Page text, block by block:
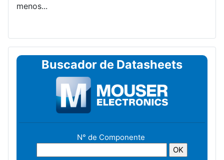
menos...
Buscador de Datasheets
N° de Componente